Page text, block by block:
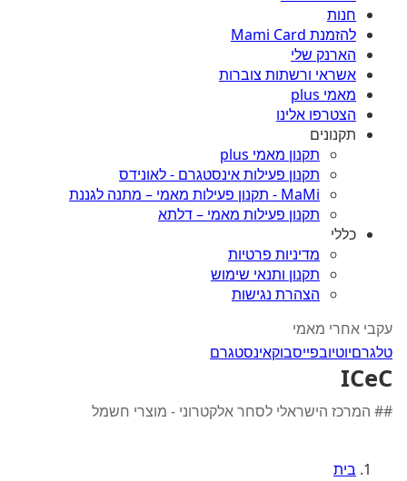
חנות
להזמנת Mami Card
הארנק שלי
אשראי ורשתות צוברות
מאמי plus
הצטרפו אלינו
תקנונים
תקנון מאמי plus
תקנון פעילות אינסטגרם - לאונידס
MaMi - תקנון פעילות מאמי – מתנה לגננת
תקנון פעילות מאמי – דלתא
כללי
מדיניות פרטיות
תקנון ותנאי שימוש
הצהרת נגישות
עקבי אחרי מאמי
טלגרםיוטיובפייסבוקאינסטגרם
ICeC
## ‎המרכז הישראלי לסחר אלקטרוני - מוצרי חשמל‎
בית